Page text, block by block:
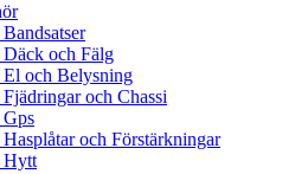
och Fälg
El och Belysning
och Chassi
och Förstärkningar
Hytt